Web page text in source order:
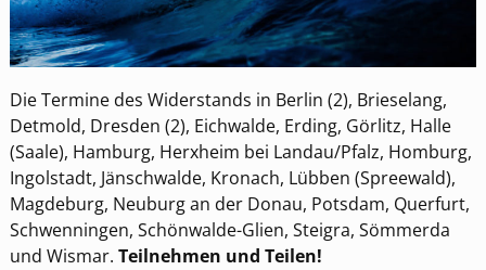
Die Termine des Widerstands in Berlin (2), Brieselang,
Detmold, Dresden (2), Eichwalde, Erding, Görlitz, Halle
(Saale), Hamburg, Herxheim bei Landau/Pfalz, Homburg,
Ingolstadt, Jänschwalde, Kronach, Lübben (Spreewald),
Magdeburg, Neuburg an der Donau, Potsdam, Querfurt,
Schwenningen, Schönwalde-Glien, Steigra, Sömmerda
und Wismar. Teilnehmen und Teilen!